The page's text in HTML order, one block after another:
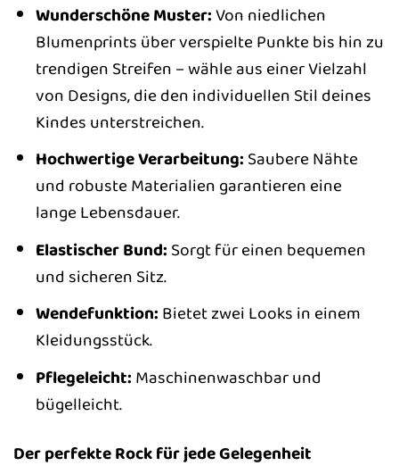
Wunderschöne Muster:Von niedlichen
Blumenprints über verspielte Punkte bis hin zu
trendigen Streifen – wähle aus einer Vielzahl
von Designs, die den individuellen Stil deines
Kindes unterstreichen.
Hochwertige Verarbeitung: Saubere Nähte
und robuste Materialien garantieren eine
lange Lebensdauer.
Elastischer Bund: Sorgt für einen bequemen
und sicheren Sitz.
Wendefunktion: Bietet zwei Looks in einem
Kleidungsstück.
Pflegeleicht: Maschinenwaschbar und
bügelleicht.
Der perfekte Rock für jede Gelegenheit